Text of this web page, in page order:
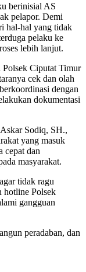
berinisial AS
pelapor. Demi
hal-hal yang tidak
pelaku ke
lebih lanjut.
Polsek Ciputat Timur
cek dan olah
dengan
dokumentasi
Sodiq, SH.,
yang masuk
cepat dan
masyarakat.
tidak ragu
hotline Polsek
gangguan
peradaban, dan